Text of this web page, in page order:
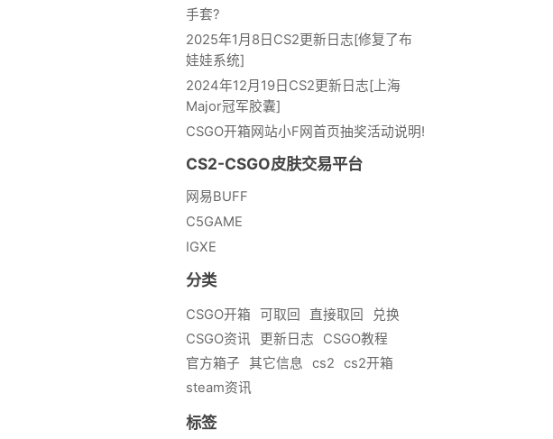
手套?
2025年1月8日CS2更新日志[修复了布
娃娃系统]
2024年12月19日CS2更新日志[上海
Major冠军胶囊]
CSGO开箱网站小F网首页抽奖活动说明!
CS2-CSGO皮肤交易平台
网易BUFF
C5GAME
IGXE
分类
CSGO开箱 可取回 直接取回
兑换
CSGO资讯
更新日志
CSGO教程
官方箱子
其它信息 cs2
cs2开箱
steam资讯
标签